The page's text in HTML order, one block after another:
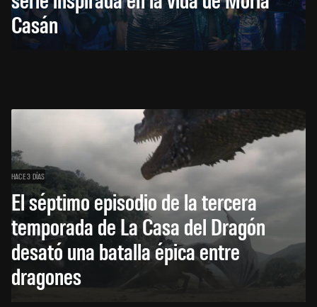
Casán
HACE 3 DÍAS
El séptimo episodio de la tercera
temporada de La Casa del Dragón
desató una batalla épica entre
dragones